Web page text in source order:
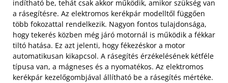
indítható be, tehát csak akkor működik, amikor szükség van
a rásegítésre. Az elektromos kerékpár modelltől függően
több fokozattal rendelkezik. Nagyon fontos tulajdonsága,
hogy tekerés közben még járó motornál is működik a fékkar
tiltó hatása. Ez azt jelenti, hogy fékezéskor a motor
automatikusan kikapcsol. A rásegítés érzékelésének kétféle
típusa van, a mágneses és a nyomatékos. Az elektromos
kerékpár kezelőgombjával állítható be a rásegítés mértéke.